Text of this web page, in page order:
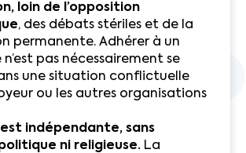
loin de l’opposition
, des débats stériles et de la
permanente. Adhérer à un
pas nécessairement se
une situation conflictuelle
ou les autres organisations
est indépendante, sans
ni religieuse. La